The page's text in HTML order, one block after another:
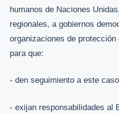
humanos de Naciones
regionales, a gobiernos
organizaciones de
para que:
- den seguimiento a este
- exijan responsabilidades al